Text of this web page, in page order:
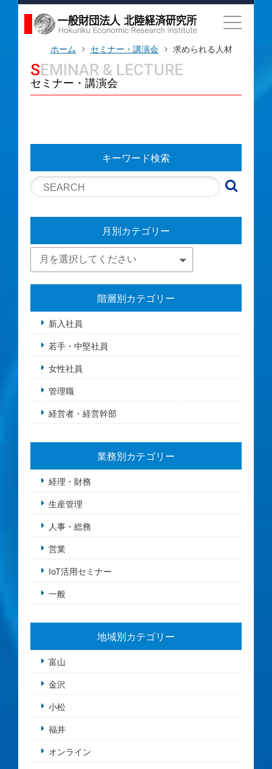
ホーム セミナー・講演会 求められる人材
SEMINAR & LECTURE
セミナー・講演会
キーワード検索
月別カテゴリー
階層別カテゴリー
新入社員
若手・中堅社員
女性社員
管理職
経営者・経営幹部
業務別カテゴリー
経理・財務
生産管理
人事・総務
営業
IoT活用セミナー
一般
地域別カテゴリー
富山
金沢
小松
福井
オンライン